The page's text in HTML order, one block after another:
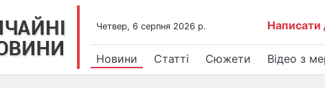
Четвер, 6 серпня 2026 р. Написати
Новини Статті Сюжети Відео з